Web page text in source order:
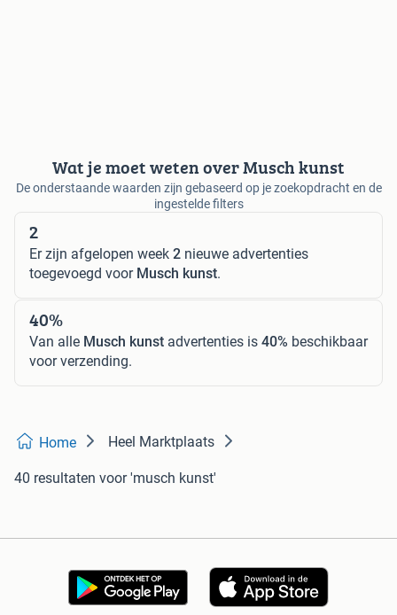
Wat je moet weten over Musch kunst
De onderstaande waarden zijn gebaseerd op je zoekopdracht en de
ingestelde filters
2
Er zijn afgelopen week 2 nieuwe advertenties
toegevoegd voor Musch kunst.
40%
Van alle Musch kunst advertenties is 40% beschikbaar
voor verzending.
Home Heel Marktplaats
40 resultaten voor 'musch kunst'